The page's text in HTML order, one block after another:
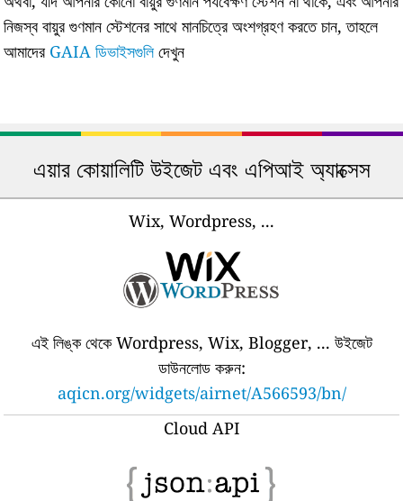
নিজস্ব বায়ুর গুণমান স্টেশনের সাথে মানচিত্রে অংশগ্রহণ করতে চান, তাহলে
আমাদের GAIA ডিভাইসগুলিদেখুন
এয়ার কোয়ালিটি উইজেট এবং এপিআই অ্যাক্সেস
Wix, Wordpress, ...
এই লিঙ্ক থেকে Wordpress, Wix, Blogger, ... উইজেট
ডাউনলোড করুন:
aqicn.org/widgets/airnet/A566593/bn/
Cloud API